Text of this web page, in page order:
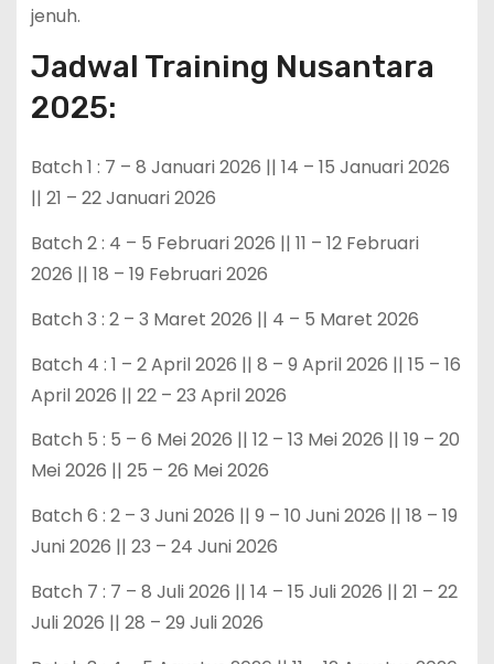
jenuh.
Jadwal Training Nusantara
2025:
Batch 1 : 7 – 8 Januari 2026 || 14 – 15 Januari 2026
|| 21 – 22 Januari 2026
Batch 2 : 4 – 5 Februari 2026 || 11 – 12 Februari
2026 || 18 – 19 Februari 2026
Batch 3 : 2 – 3 Maret 2026 || 4 – 5 Maret 2026
Batch 4 : 1 – 2 April 2026 || 8 – 9 April 2026 || 15 – 16
April 2026 || 22 – 23 April 2026
Batch 5 : 5 – 6 Mei 2026 || 12 – 13 Mei 2026 || 19 – 20
Mei 2026 || 25 – 26 Mei 2026
Batch 6 : 2 – 3 Juni 2026 || 9 – 10 Juni 2026 || 18 – 19
Juni 2026 || 23 – 24 Juni 2026
Batch 7 : 7 – 8 Juli 2026 || 14 – 15 Juli 2026 || 21 – 22
Juli 2026 || 28 – 29 Juli 2026